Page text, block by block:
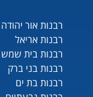
רבנות אור יהודה
רבנות אריאל
רבנות בית שמש
רבנות בני ברק
רבנות בת ים